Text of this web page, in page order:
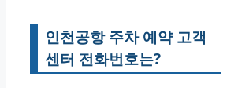
인천공항 주차 예약 고객
센터 전화번호는?